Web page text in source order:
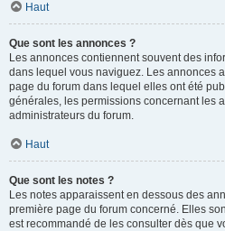
Haut
Que sont les annonces ?
Les annonces contiennent souvent des
dans lequel vous naviguez. Les annonces
page du forum dans lequel elles ont été
générales, les permissions concernant les
administrateurs du forum.
Haut
Que sont les notes ?
Les notes apparaissent en dessous des
première page du forum concerné. Elles
est recommandé de les consulter dès que